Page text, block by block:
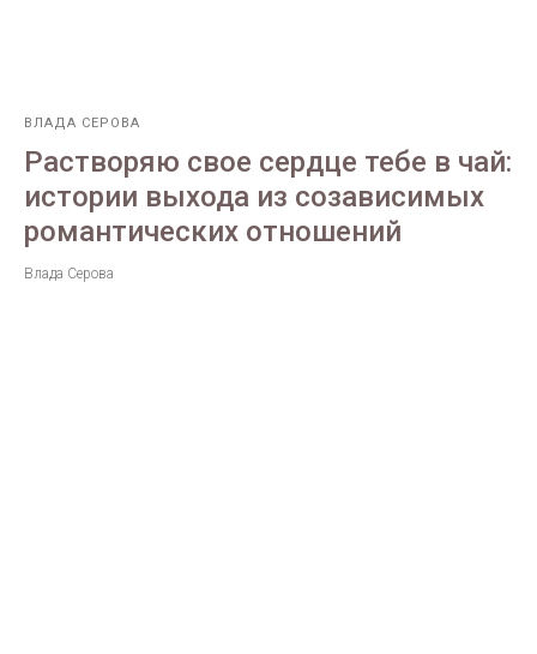
ВЛАДА СЕРОВА
Растворяю свое сердце тебе в чай:
истории выхода из созависимых
романтических отношений
Влада Серова